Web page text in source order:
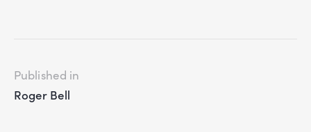
Published in
Roger Bell